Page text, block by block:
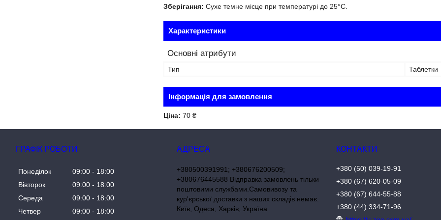
Зберігання: Сухе темне місце при температурі до 25°С.
Характеристики
Основні атрибути
Тип Таблетки
Інформація для замовлення
Ціна: 70 ₴
ГРАФІК РОБОТИ
Понеділок 09:00
18:00
Вівторок
09:00
18:00
Середа
09:00
18:00
Четвер
09:00 18:00
+380500391991; +380676200509;
+380676445588 Відправка замовлень тільки
поштовими службами.Самовивозу та
кур'єрської доставки з наших складів немає.
Київ, Одеса, Харків, Україна
+380 (50) 039-19-91
+380 (67) 620-05-09
+380 (67) 644-55-88
+380 (44) 334-71-96